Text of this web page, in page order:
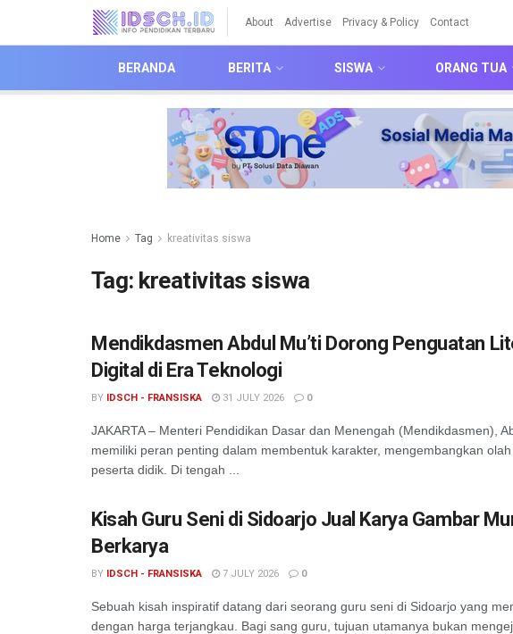
About Advertise Privacy & Policy Contact
BERANDA BERITA SISWA ORANG TUA
Home Tag kreativitas siswa
Tag: kreativitas siswa
Mendikdasmen Abdul Mu’ti Dorong Penguatan
Digital di Era Teknologi
BY IDSCH - FRANSISKA 31 JULY 2026 0
JAKARTA – Menteri Pendidikan Dasar dan Menengah (Mendikdasmen),
memiliki peran penting dalam membentuk karakter, mengembangkan
peserta didik. Di tengah ...
Kisah Guru Seni di Sidoarjo Jual Karya Gambar
Berkarya
BY IDSCH - FRANSISKA 7 JULY 2026 0
Sebuah kisah inspiratif datang dari seorang guru seni di Sidoarjo yang
dengan harga terjangkau. Bagi sang guru, tujuan utamanya bukan